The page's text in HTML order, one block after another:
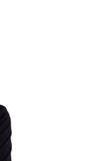
kotłowni)
taras.